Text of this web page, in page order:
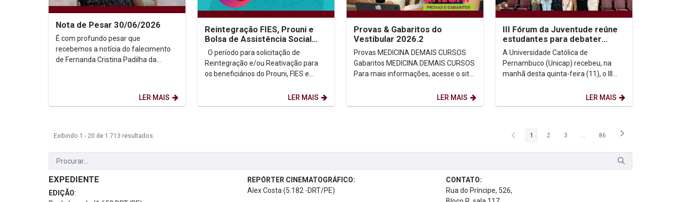
Nota de Pesar 30/06/2026
É com profundo pesar que
recebemos a notícia do falecimento
de Fernanda Cristina Padilha da
LER MAIS
Reintegração FIES, Prouni e
Bolsa de Assistência Social
2026.2
O período para solicitação de
Reintegração e/ou Reativação para
os beneficiários do Prouni, FIES e
LER MAIS
Provas & Gabaritos do
Vestibular 2026.2
Provas MEDICINA DEMAIS CURSOS
Gabaritos MEDICINA DEMAIS CURSOS
Para mais informações, acesse o site
LER MAIS
III Fórum da Juventude reúne
estudantes para debater
memória, democracia e
direitos humanos na...
A Universidade Católica de
Pernambuco (Unicap) recebeu, na
manhã desta quinta-feira (11), o III
LER MAIS
Exibindo 1 - 20 de 1.713 resultados. Página
1 Página
2 Página
3 ...Páginas intermediárias Usar ABA
Página
86
EXPEDIENTE
EDIÇÃO:
REPÓRTER CINEMATOGRÁFICO:
Alex Costa (5.182 -DRT/PE)
CONTATO:
Rua do Príncipe, 526,